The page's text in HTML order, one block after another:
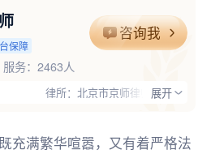
保障
咨询我
服务： 2463人
律所：北京市京师律师事务所
展开
充满繁华喧嚣，又有着严格法